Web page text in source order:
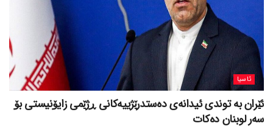
ئاسیا
ئێران بە توندی ئیدانەی دەستدرێژییەکانی ڕژێمی زایۆنیستی بۆ
سەر لوبنان دەکات